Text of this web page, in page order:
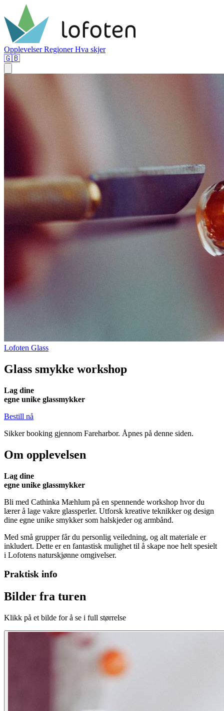
OpplevelserRegionerHva skjer
🇬🇧
Lofoten Glass
Glass smykke workshop
Lag dine
egne unike glassmykker
Bestill nå
Sikker booking gjennom Fareharbor. Åpnes på denne siden.
Om opplevelsen
Lag dine
egne unike glassmykker
Bli med Cathinka Mæhlum på en spennende workshop hvor du
lærer å lage vakre glassperler. Utforsk kreative teknikker og design
dine egne unike smykker som halskjeder og armbånd.
Med små grupper får du personlig veiledning, og alt materiale er
inkludert. Dette er en fantastisk mulighet til å skape noe helt spesielt
i Lofotens naturskjønne omgivelser.
Praktisk info
Bilder fra turen
Klikk på et bilde for å se i full størrelse